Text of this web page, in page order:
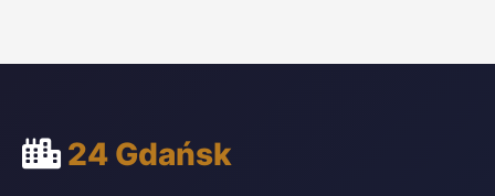
24 Gdańsk